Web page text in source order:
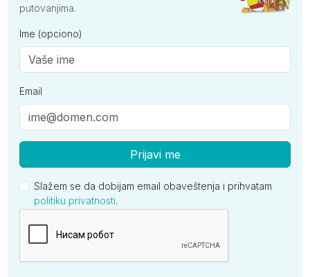
putovanjima.
Ime (opciono)
Email
Prijavi me
Slažem se da dobijam email obaveštenja i prihvatam
politiku privatnosti.